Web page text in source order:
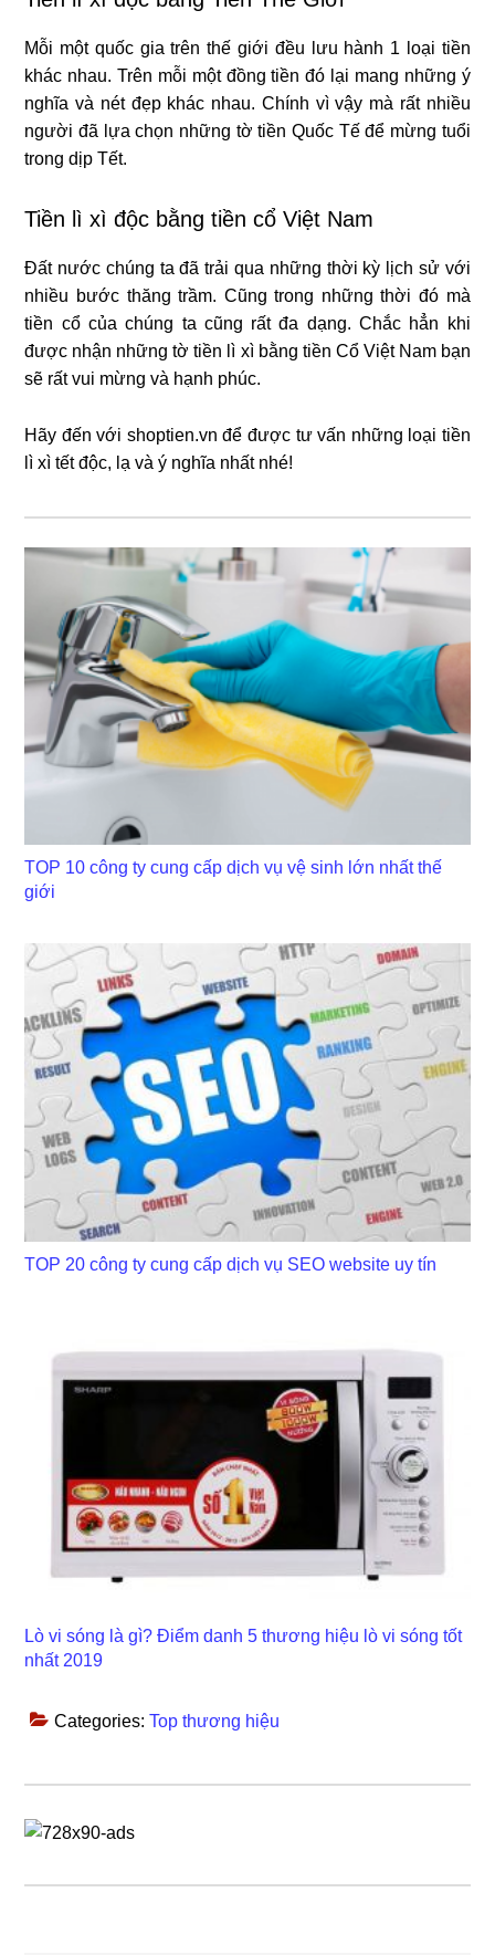
Mỗi một quốc gia trên thế giới đều lưu hành 1 loại tiền
khác nhau. Trên mỗi một đồng tiền đó lại mang những ý
nghĩa và nét đẹp khác nhau. Chính vì vậy mà rất nhiều
người đã lựa chọn những tờ tiền Quốc Tế để mừng tuổi
trong dịp Tết.
Tiền lì xì độc bằng tiền cổ Việt Nam
Đất nước chúng ta đã trải qua những thời kỳ lịch sử với
nhiều bước thăng trầm. Cũng trong những thời đó mà
tiền cổ của chúng ta cũng rất đa dạng. Chắc hẳn khi
được nhận những tờ tiền lì xì bằng tiền Cổ Việt Nam bạn
sẽ rất vui mừng và hạnh phúc.
Hãy đến với shoptien.vn để được tư vấn những loại tiền
lì xì tết độc, lạ và ý nghĩa nhất nhé!
TOP 10 công ty cung cấp dịch vụ vệ sinh lớn nhất thế
giới
TOP 20 công ty cung cấp dịch vụ SEO website uy tín
Lò vi sóng là gì? Điểm danh 5 thương hiệu lò vi sóng tốt
nhất 2019
Categories:Top thương hiệu